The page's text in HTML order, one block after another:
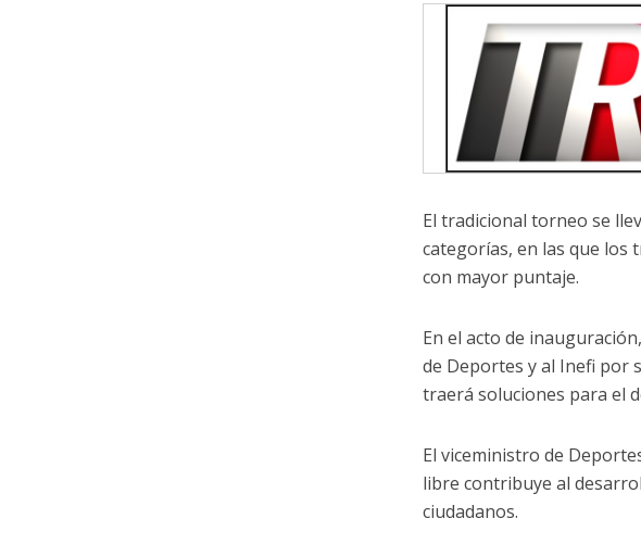
El tradicional torneo se
categorías, en las que
con mayor puntaje.
En el acto de
de Deportes y al Inefi por
traerá soluciones para el
El viceministro de
libre contribuye al
ciudadanos.